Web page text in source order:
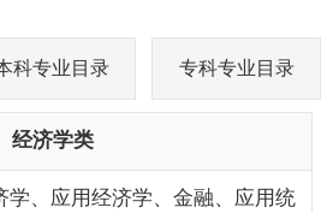
科专业目录 专科专业目录
经济学类
学、应用经济学、金融、应用统